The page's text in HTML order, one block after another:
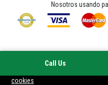
Nosotros usando
cookies
Call Us